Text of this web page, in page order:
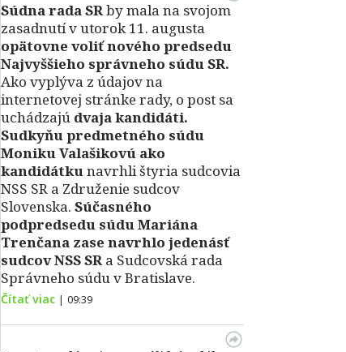
Súdna rada SRby mala na svojom
zasadnutí v utorok 11. augusta
opätovne voliť nového predsedu
Najvyššieho správneho súdu SR.
Ako vyplýva z údajov na
internetovej stránke rady, o post sa
uchádzajú dvaja kandidáti.
Sudkyňu predmetného súdu
Moniku Valašikovú ako
kandidátkunavrhli štyria sudcovia
NSS SR a Združenie sudcov
Slovenska. Súčasného
podpredsedu súdu Mariána
Trenčana zase navrhlo jedenásť
sudcov NSS SR a Sudcovská rada
Správneho súdu v Bratislave.
Čítať viac | 09:39